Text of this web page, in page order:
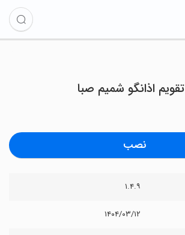
تقویم اذانگو شمیم صبا
نصب
۱.۴.۹
۱۴۰۴/۰۳/۱۲